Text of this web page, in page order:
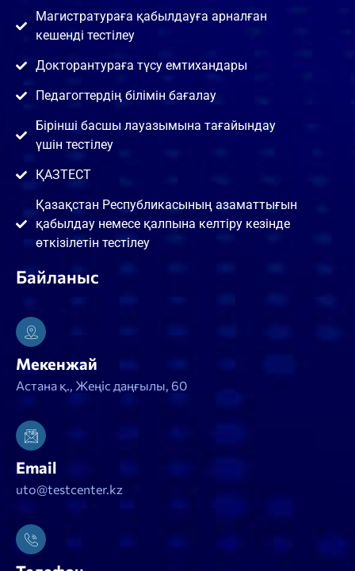
Магистратураға қабылдауға арналған
кешенді тестілеу
Докторантураға түсу емтихандары
Педагогтердің білімін бағалау
Бірінші басшы лауазымына тағайындау
үшін тестілеу
ҚАЗТЕСТ
Қазақстан Республикасының азаматтығын
қабылдау немесе қалпына келтіру кезінде
өткізілетін тестілеу
Байланыс
Мекенжай
Астана қ., Жеңіс даңғылы, 60
Email
uto@testcenter.kz